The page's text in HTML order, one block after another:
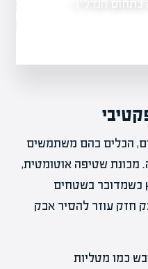
בתחום הנדל"ן -
הכלים בהם משתמשים
מכונת שטיפה אוטומטית,
כשמדובר בשטחים
חזק עוזר להסיר אבק
כמו מטליות